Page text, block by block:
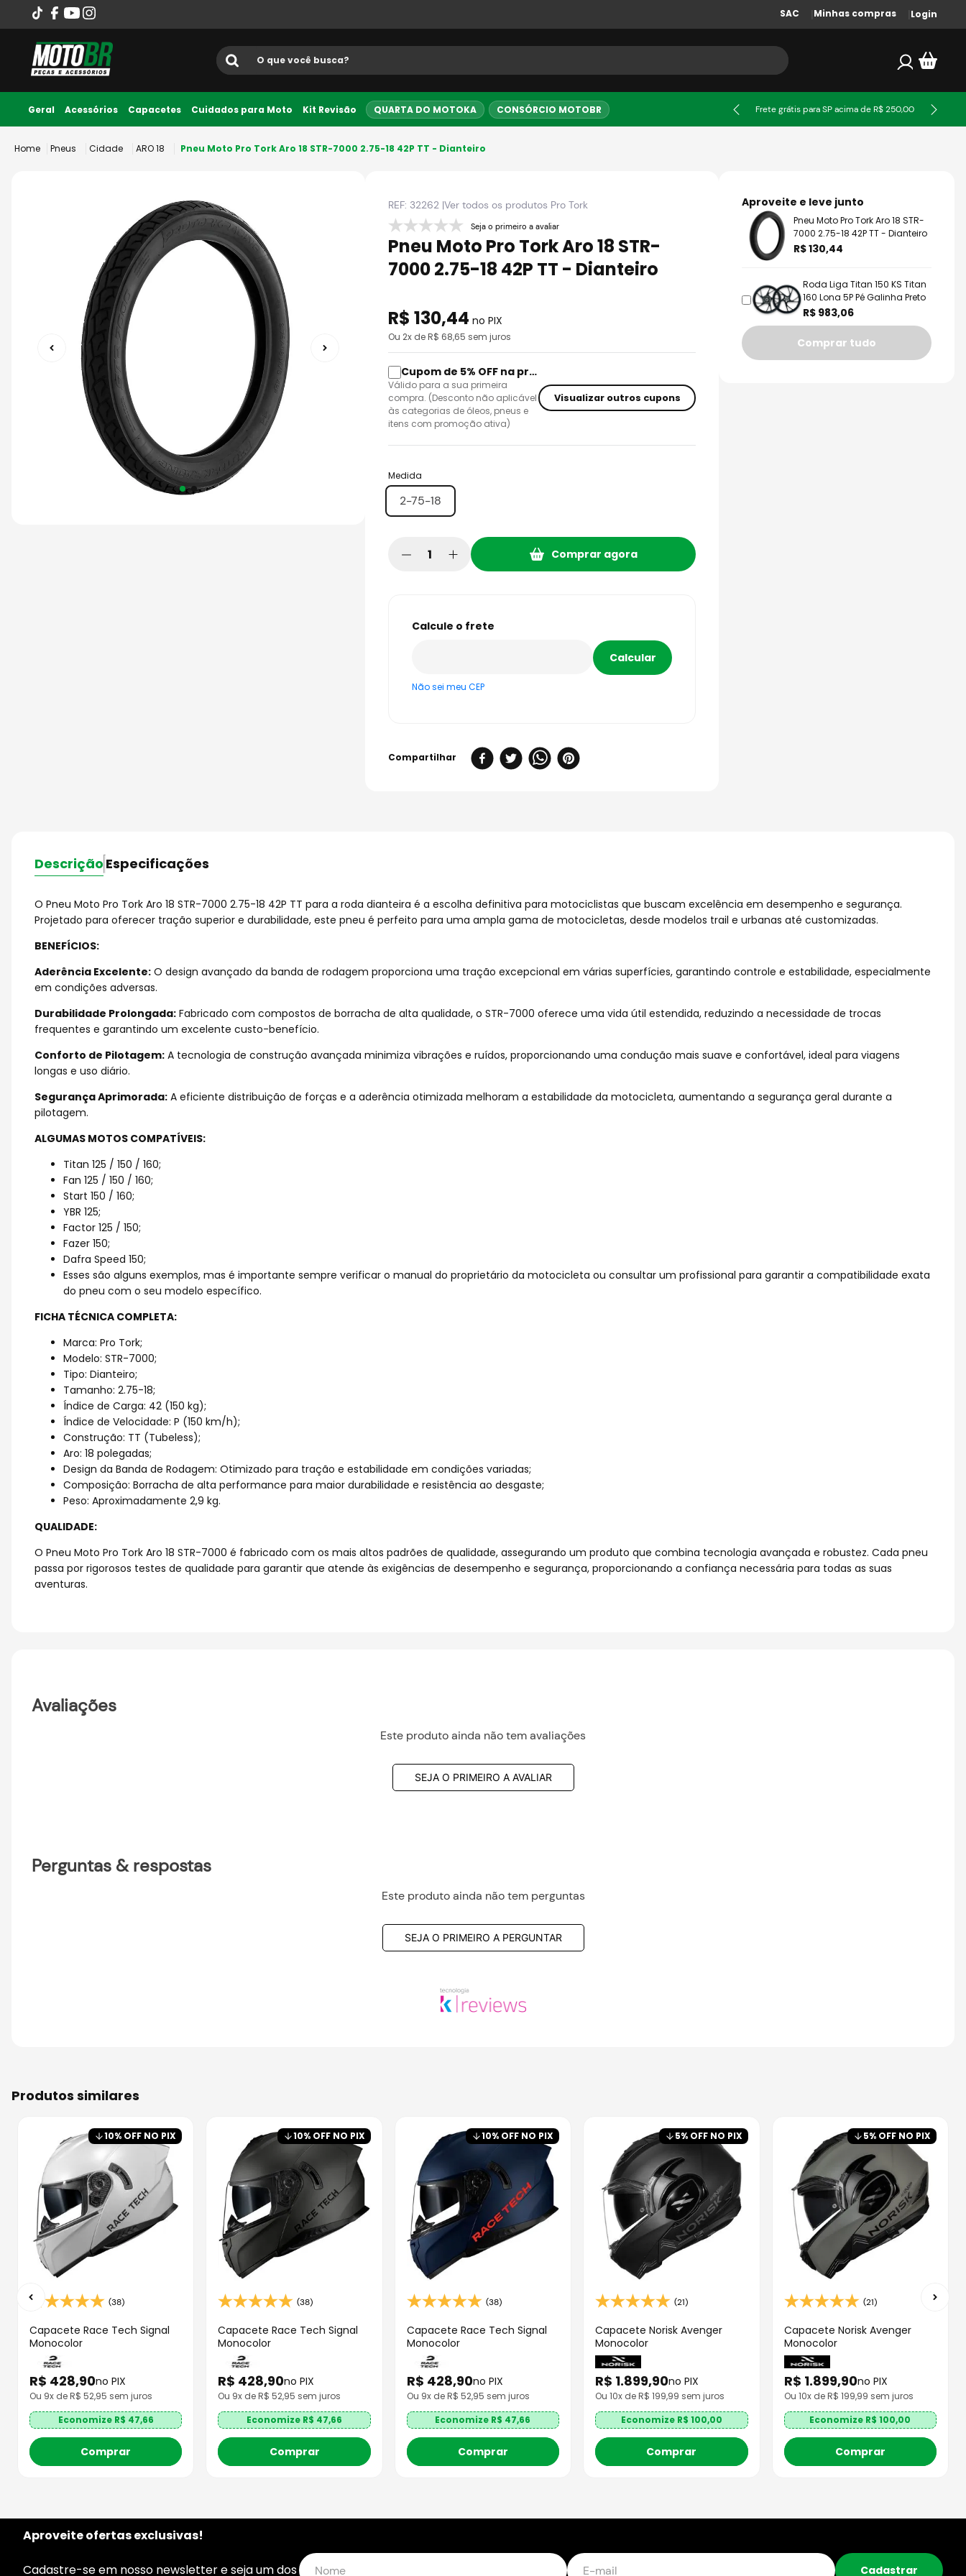
SAC Minhas compras Login
O que você busca?
Termos mais buscados
1º ls2
2 º norisk
5º capacete ls2
6º jaqueta
º axxis fenix
bau
capacete aberto
race tech
Geral Acessórios Capacetes Cuidados para Moto Kit Revisão QUARTA DO MOTOKA CONSÓRCIO MOTOBR
Até 10x sem juros 5% OFF no PIX Entrega Expressa Frete grátis para SP acima de R$ 250,00
Pneus Cidade ARO 18 Pneu Moto Pro Tork Aro 18 STR-7000 2.75-18 42P TT - Dianteiro
REF: 32262 |Ver todos os produtos Pro Tork
Seja o primeiro a avaliar
Pneu Moto Pro Tork Aro 18 STR-
7000 2.75-18 42P TT - Dianteiro
R$ 130,44 no PIX
Ou 2x de R$ 68,65 sem juros
Cupom de 5% OFF na primeira compra
Válido para a sua primeira
compra. (Desconto não aplicável
às categorias de óleos, pneus e
itens com promoção ativa)
Visualizar outros cupons
Medida
2-75-18
Comprar agora
Não sei meu CEP
Aproveite e leve junto
Pneu Moto Pro Tork Aro 18 STR-
7000 2.75-18 42P TT - Dianteiro
R$ 130,44
Roda Liga Titan 150 KS Titan
160 Lona 5P Pé Galinha Preto
R$ 983,06
Comprar tudo
Descrição Especificações
O Pneu Moto Pro Tork Aro 18 STR-7000 2.75-18 42P TT para a roda dianteira é a escolha definitiva para motociclistas que buscam excelência em desempenho e segurança.
Projetado para oferecer tração superior e durabilidade, este pneu é perfeito para uma ampla gama de motocicletas, desde modelos trail e urbanas até customizadas.
BENEFÍCIOS:
Aderência Excelente: O design avançado da banda de rodagem proporciona uma tração excepcional em várias superfícies, garantindo controle e estabilidade, especialmente
em condições adversas.
Durabilidade Prolongada: Fabricado com compostos de borracha de alta qualidade, o STR-7000 oferece uma vida útil estendida, reduzindo a necessidade de trocas
frequentes e garantindo um excelente custo-benefício.
Conforto de Pilotagem: A tecnologia de construção avançada minimiza vibrações e ruídos, proporcionando uma condução mais suave e confortável, ideal para viagens
longas e uso diário.
Segurança Aprimorada: A eficiente distribuição de forças e a aderência otimizada melhoram a estabilidade da motocicleta, aumentando a segurança geral durante a
pilotagem.
ALGUMAS MOTOS COMPATÍVEIS:
Titan 125 / 150 / 160;
Fan 125 / 150 / 160;
Start 150 / 160;
YBR 125;
Factor 125 / 150;
Fazer 150;
Dafra Speed 150;
Esses são alguns exemplos, mas é importante sempre verificar o manual do proprietário da motocicleta ou consultar um profissional para garantir a compatibilidade exata
do pneu com o seu modelo específico.
FICHA TÉCNICA COMPLETA:
Marca: Pro Tork;
Modelo: STR-7000;
Tipo: Dianteiro;
Tamanho: 2.75-18;
Índice de Carga: 42 (150 kg);
Índice de Velocidade: P (150 km/h);
Construção: TT (Tubeless);
Aro: 18 polegadas;
Design da Banda de Rodagem: Otimizado para tração e estabilidade em condições variadas;
Composição: Borracha de alta performance para maior durabilidade e resistência ao desgaste;
Peso: Aproximadamente 2,9 kg.
QUALIDADE:
O Pneu Moto Pro Tork Aro 18 STR-7000 é fabricado com os mais altos padrões de qualidade, assegurando um produto que combina tecnologia avançada e robustez. Cada pneu
passa por rigorosos testes de qualidade para garantir que atende às exigências de desempenho e segurança, proporcionando a confiança necessária para todas as suas
aventuras.
Avaliações
Este produto ainda não tem avaliações
SEJA O PRIMEIRO A AVALIAR
Perguntas & respostas
Este produto ainda não tem perguntas
SEJA O PRIMEIRO A PERGUNTAR
produtos similares
10% OFF NO PIX
(38)
Capacete Race Tech Signal
Monocolor
R$ 428,90no PIX
Ou 9x de R$ 52,95 sem juros
Economize R$ 47,66
Comprar
10% OFF NO PIX
(38)
Capacete Race Tech Signal
Monocolor
R$ 428,90no PIX
Ou 9x de R$52,95 sem juros
Economize R$ 47,66
Comprar
10% OFF NO PIX
(38)
Capacete Race Tech Signal
Monocolor
R$ 428,90no PIX
Ou 9x de R$ 52,95 sem juros
Economize R$ 47,66
Comprar
5% OFF NO PIX
(21)
Capacete Norisk Avenger
Monocolor
R$ 1.899,90no PIX
Ou10x de R$199,99 sem juros
Economize R$ 100,00
Comprar
5% OFF NO PIX
(21)
Capacete Norisk Avenger
Monocolor
R$ 1.899,90no PIX
Ou 10x de R$ 199,99 sem juros
Economize R$100,00
Comprar
Aproveite ofertas exclusivas!
Cadastre-se em nosso newsletter e seja um dos Cadastrar